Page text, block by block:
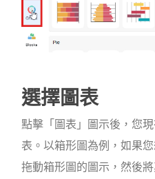
選擇圖表
點擊「圖表」圖示後，您
表。以箱形圖為例，如果
拖動箱形圖的圖示，然後